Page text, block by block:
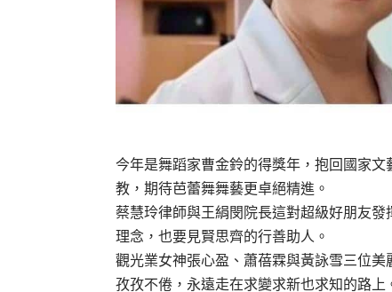
今年是舞蹈家曹金鈴的得獎年，抱回國家
教，期待芭蕾舞舞藝更卓絕精進。
蔡慧玲律師與王絹閔院長這對超級好朋友
理念，也要見賢思齊的行善助人。
觀光業女神張心盈、蕭蓓霖與黃詠雪三位
孜孜不倦，永遠走在求變求新也求知的路上